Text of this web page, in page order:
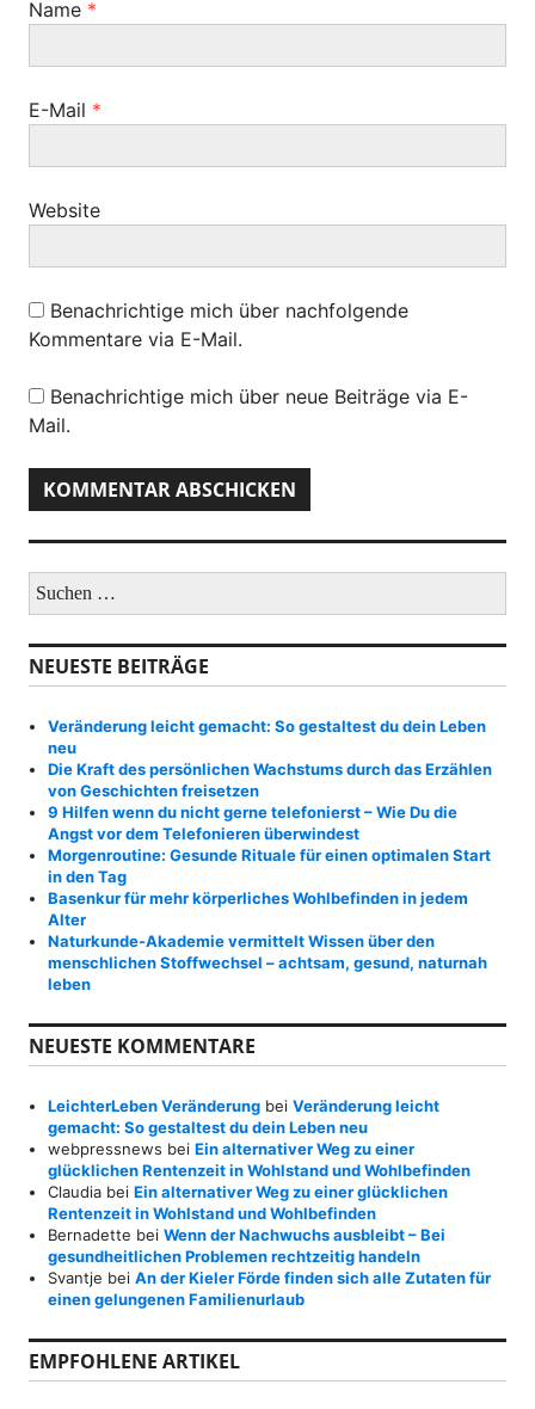
o
n
Name *
E-Mail *
Website
Benachrichtige mich über nachfolgende
Kommentare via E-Mail.
Benachrichtige mich über neue Beiträge via E-
Mail.
u
h
e
n
c
:
NEUESTE BEITRÄGE
Veränderung leicht gemacht: So gestaltest du dein Leben
neu
Die Kraft des persönlichen Wachstums durch das Erzählen
von Geschichten freisetzen
9 Hilfen wenn du nicht gerne telefonierst – Wie Du die
Angst vor dem Telefonieren überwindest
Morgenroutine: Gesunde Rituale für einen optimalen Start
in den Tag
Basenkur für mehr körperliches Wohlbefinden in jedem
Alter
Naturkunde-Akademie vermittelt Wissen über den
menschlichen Stoffwechsel – achtsam, gesund, naturnah
leben
NEUESTE KOMMENTARE
LeichterLeben Veränderung beiVeränderung leicht
gemacht: So gestaltest du dein Leben neu
webpressnews beiEin alternativer Weg zu einer
glücklichen Rentenzeit in Wohlstand und Wohlbefinden
Claudia beiEin alternativer Weg zu einer glücklichen
Rentenzeit in Wohlstand und Wohlbefinden
Bernadette beiWenn der Nachwuchs ausbleibt – Bei
gesundheitlichen Problemen rechtzeitig handeln
Svantje beiAn der Kieler Förde finden sich alle Zutaten für
einen gelungenen Familienurlaub
EMPFOHLENE ARTIKEL